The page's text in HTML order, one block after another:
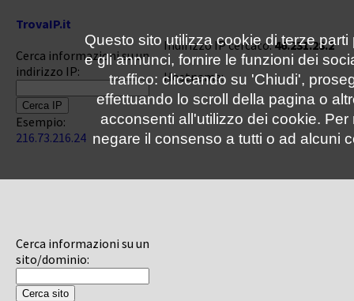
TrovaIP.it
Cerca informazioni su un
indirizzo IP:
Esempio:
216.73.216.24
Cerca informazioni su un
sito/dominio:
Indirizzo IP cercato:46.231.28.2
Hostname:
Questo sito utilizza cookie di terze
e gli annunci, fornire le funzioni dei
traffico: cliccando su 'Chiudi',
effettuando lo scroll della pagina o
acconsenti all'utilizzo dei cookie.
negare il consenso a tutti o ad alcuni